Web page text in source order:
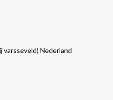
varsseveld) Nederland